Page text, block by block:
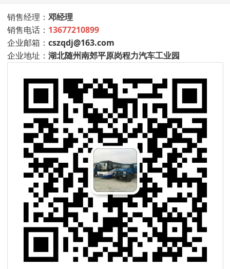
销售经理： 邓经理
销售电话： 13677210899
企业邮箱： cszqdj@163.com
企业地址： 湖北随州南郊平原岗程力汽车工业园